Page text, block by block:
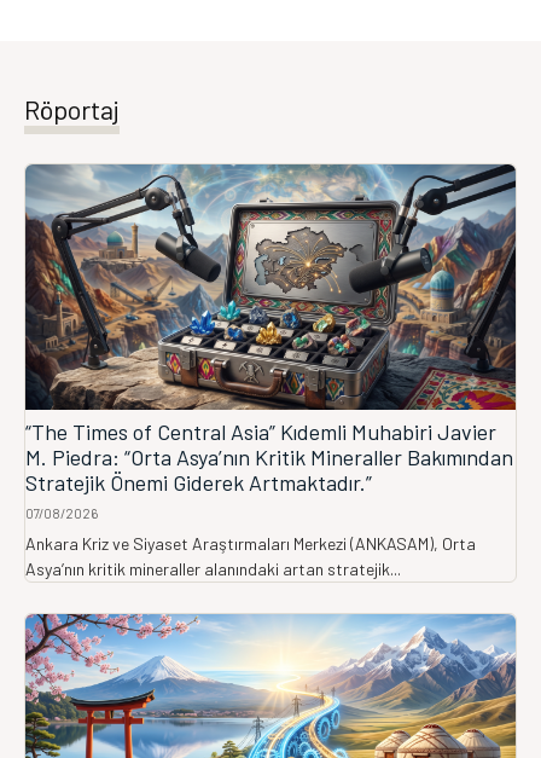
Röportaj
“The Times of Central Asia” Kıdemli Muhabiri Javier
M. Piedra: “Orta Asya’nın Kritik Mineraller Bakımından
Stratejik Önemi Giderek Artmaktadır.”
07/08/2026
Ankara Kriz ve Siyaset Araştırmaları Merkezi (ANKASAM), Orta
Asya’nın kritik mineraller alanındaki artan stratejik...